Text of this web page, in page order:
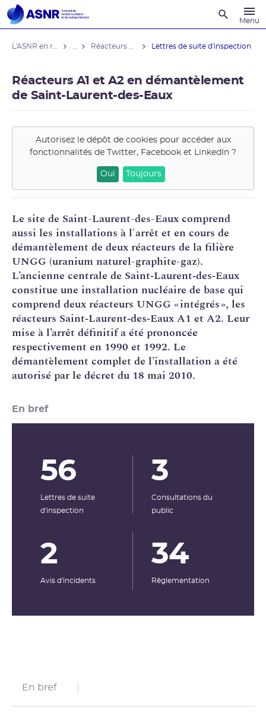
Menu
Lettres de suite d'inspection
Réacteurs A1 et A2 en démantèlement
de Saint-Laurent-des-Eaux
Autorisez le dépôt de cookies pour accéder aux
fonctionnalités de Twitter, Facebook et LinkedIn ?
Oui Toujours
Le site de Saint-Laurent-des-Eaux comprend
aussi les installations à l'arrêt et en cours de
démantèlementde deux réacteurs de la filière
UNGG (uraniumnaturel-graphite-gaz).
L’ancienne centrale de Saint‑Laurent‑des‑Eaux
constitue une installation nucléaire de base qui
comprend deux réacteurs UNGG « intégrés », les
réacteurs Saint‑Laurent‑des‑Eaux A1 et A2. Leur
mise à l’arrêt définitif a été prononcée
respectivement en 1990 et 1992. Le
démantèlement complet de l’installation a été
autorisé par le décret du 18 mai 2010.
En bref
56
Lettres de suite
d'inspection
3
Consultations du
public
2
Avis d'incidents
34
Rêglementation
En bref